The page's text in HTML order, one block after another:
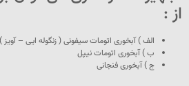
از :
الف ) آبخوری اتومات سیفونی ( زنگوله ایی – آویز )
ب ) آبخوری اتومات نیپل
ج ) آبخوری فنجانی